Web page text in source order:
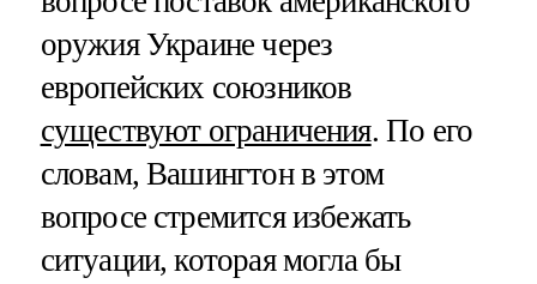
оружия Украине через
европейских союзников
существуют ограничения. По его
словам, Вашингтон в этом
вопросе стремится избежать
ситуации, которая могла бы